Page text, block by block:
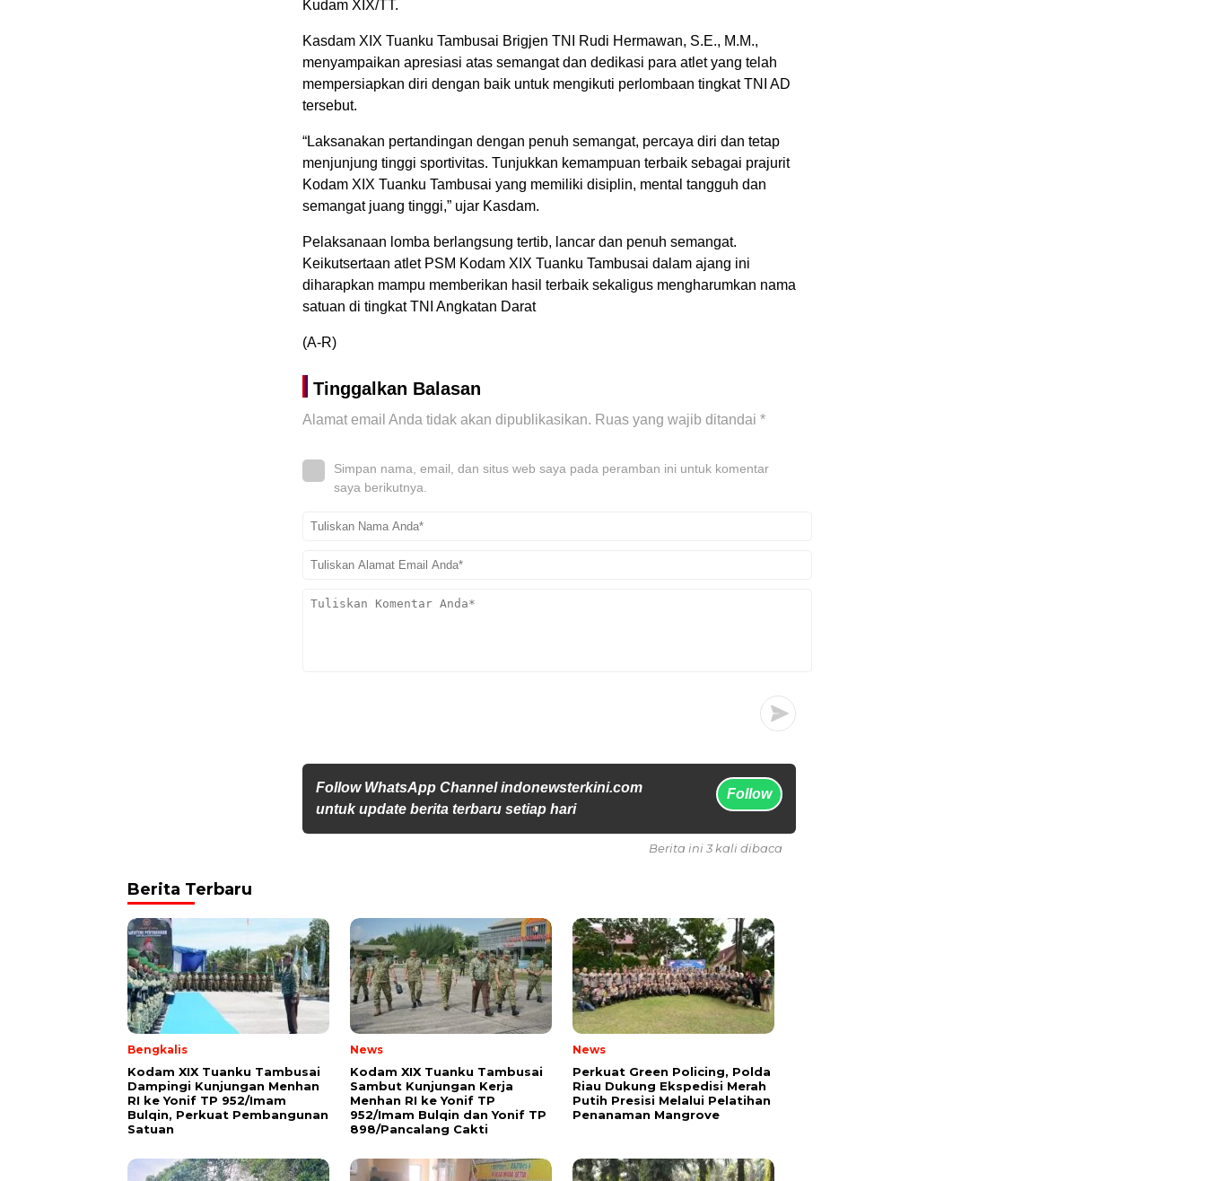
Kudam XIX/TT.
Kasdam XIX Tuanku Tambusai Brigjen TNI Rudi Hermawan, S.E., M.M.,
menyampaikan apresiasi atas semangat dan dedikasi para atlet yang telah
mempersiapkan diri dengan baik untuk mengikuti perlombaan tingkat TNI AD
tersebut.
“Laksanakan pertandingan dengan penuh semangat, percaya diri dan tetap
menjunjung tinggi sportivitas. Tunjukkan kemampuan terbaik sebagai prajurit
Kodam XIX Tuanku Tambusai yang memiliki disiplin, mental tangguh dan
semangat juang tinggi,” ujar Kasdam.
Pelaksanaan lomba berlangsung tertib, lancar dan penuh semangat.
Keikutsertaan atlet PSM Kodam XIX Tuanku Tambusai dalam ajang ini
diharapkan mampu memberikan hasil terbaik sekaligus mengharumkan nama
satuan di tingkat TNI Angkatan Darat
(A-R)
Tinggalkan Balasan
Alamat email Anda tidak akan dipublikasikan. Ruas yang wajib ditandai *
Simpan nama, email, dan situs web saya pada peramban ini untuk komentar
saya berikutnya.
Follow WhatsApp Channel indonewsterkini.com
untuk update berita terbaru setiap hari
Follow
Berita ini 3 kali dibaca
Berita Terbaru
Bengkalis
Kodam XIX Tuanku Tambusai
Dampingi Kunjungan Menhan
RI ke Yonif TP 952/Imam
Bulqin, Perkuat Pembangunan
Satuan
News
Kodam XIX Tuanku Tambusai
Sambut Kunjungan Kerja
Menhan RI ke Yonif TP
952/Imam Bulqin dan Yonif TP
898/Pancalang Cakti
News
Perkuat Green Policing, Polda
Riau Dukung Ekspedisi Merah
Putih Presisi Melalui Pelatihan
Penanaman Mangrove